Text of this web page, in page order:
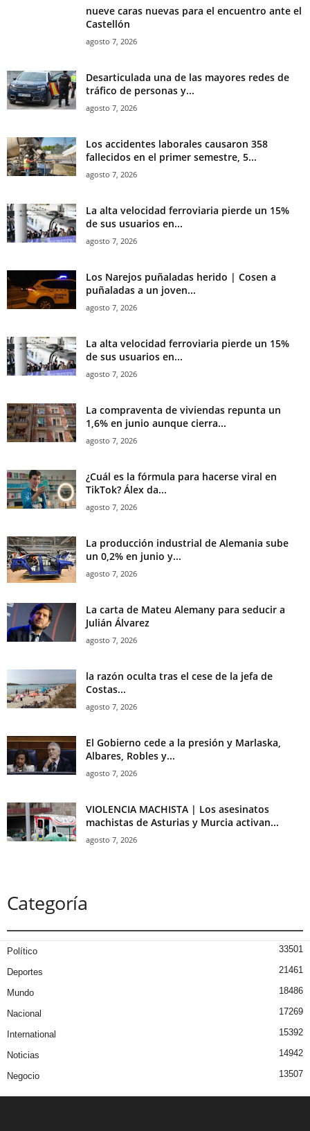
nueve caras nuevas para el encuentro ante el
Castellón
agosto 7, 2026
Desarticulada una de las mayores redes de
tráfico de personas y...
agosto 7, 2026
Los accidentes laborales causaron 358
fallecidos en el primer semestre, 5...
agosto 7, 2026
La alta velocidad ferroviaria pierde un 15%
de sus usuarios en...
agosto 7, 2026
Los Narejos puñaladas herido | Cosen a
puñaladas a un joven...
agosto 7, 2026
La alta velocidad ferroviaria pierde un 15%
de sus usuarios en...
agosto 7, 2026
La compraventa de viviendas repunta un
1,6% en junio aunque cierra...
agosto 7, 2026
¿Cuál es la fórmula para hacerse viral en
TikTok? Álex da...
agosto 7, 2026
La producción industrial de Alemania sube
un 0,2% en junio y...
agosto 7, 2026
La carta de Mateu Alemany para seducir a
Julián Álvarez
agosto 7, 2026
la razón oculta tras el cese de la jefa de
Costas...
agosto 7, 2026
El Gobierno cede a la presión y Marlaska,
Albares, Robles y...
agosto 7, 2026
VIOLENCIA MACHISTA | Los asesinatos
machistas de Asturias y Murcia activan...
agosto 7, 2026
Categoría
Político 33501
Deportes 21461
Mundo 18486
Nacional 17269
International 15392
Noticias 14942
Negocio 13507